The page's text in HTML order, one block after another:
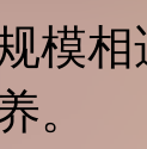
模
。